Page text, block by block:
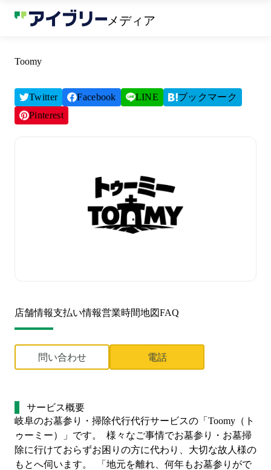
メディア
Toomy
Twitter Facebook LINE
ブックマーク
Pinterest
店舗情報支払い情報営業時間地図FAQ
問い合わせ 電話
サービス概要
岐阜のお墓参り・掃除代行代行サービスの「Toomy（ト
ゥーミー）」です。  様々なご事情でお墓参り・お墓掃
除に行けておらずお困りの方に代わり、大切な故人様の
もとへ伺います。  「地元を離れ、何年もお墓参りがで